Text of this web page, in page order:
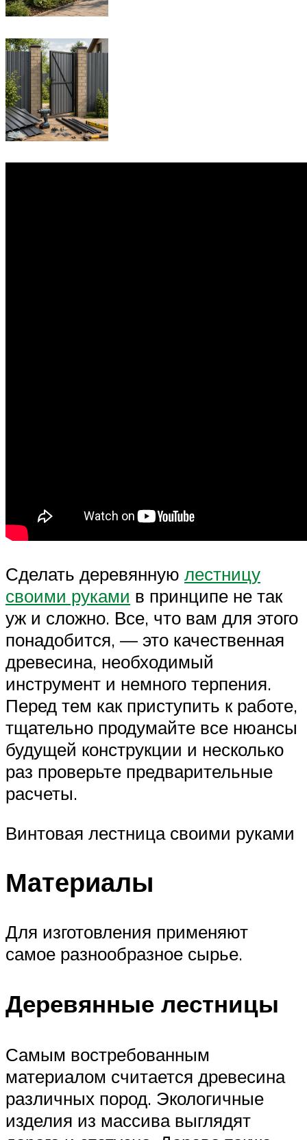
Сделать деревянную лестницу
своими руками в принципе не так
уж и сложно. Все, что вам для этого
понадобится, — это качественная
древесина, необходимый
инструмент и немного терпения.
Перед тем как приступить к работе,
тщательно продумайте все нюансы
будущей конструкции и несколько
раз проверьте предварительные
расчеты.
Винтовая лестница своими руками
Материалы
Для изготовления применяют
самое разнообразное сырье.
Деревянные лестницы
Самым востребованным
материалом считается древесина
различных пород. Экологичные
изделия из массива выглядят